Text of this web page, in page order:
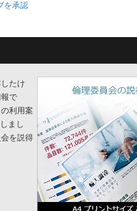
を承認
たけ
で
利用案
まし
を説得